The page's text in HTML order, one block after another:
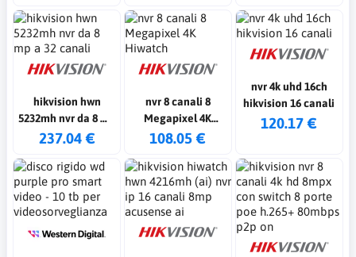
onvif
hikvision hwn
5232mh nvr da 8 mp
a 32 canali
237.04 €
nvr 8 canali 8
Megapixel 4K
Hiwatch
108.05 €
nvr 4k uhd 16ch
hikvision 16 canali
120.17 €